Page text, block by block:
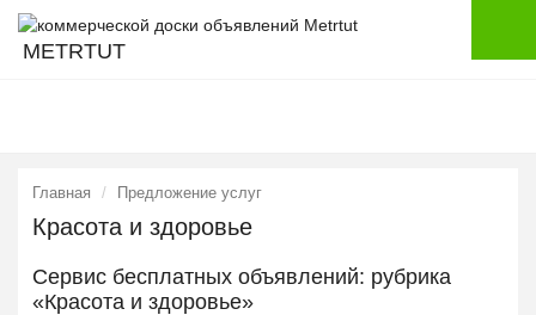
METRTUT
Главная Предложение услуг
Красота и здоровье
Сервис бесплатных объявлений: рубрика
«Красота и здоровье»